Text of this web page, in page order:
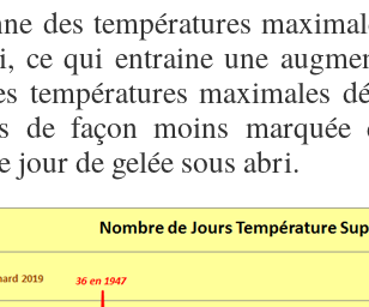
des températures
ce qui entraine une
températures maximales
de façon moins
jour de gelée sous abri.